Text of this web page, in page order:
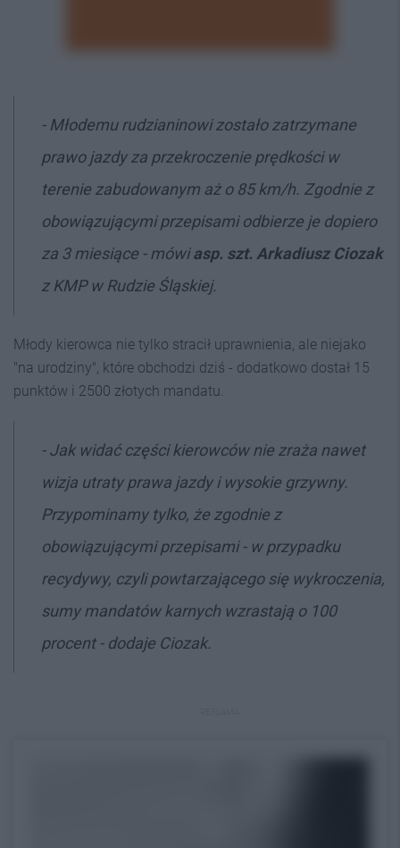
- Młodemu rudzianinowi zostało zatrzymane
prawo jazdy za przekroczenie prędkości w
terenie zabudowanym aż o 85 km/h. Zgodnie z
obowiązującymi przepisami odbierze je dopiero
za 3 miesiące - mówiasp. szt. Arkadiusz Ciozak
z KMP w Rudzie Śląskiej.
Młody kierowca nie tylko stracił uprawnienia, ale niejako
"na urodziny", które obchodzi dziś - dodatkowo dostał 15
punktów i 2500 złotych mandatu.
- Jak widać części kierowców nie zraża nawet
wizja utraty prawa jazdy i wysokie grzywny.
Przypominamy tylko, że zgodnie z
obowiązującymi przepisami - w przypadku
recydywy, czyli powtarzającego się wykroczenia,
sumy mandatów karnych wzrastają o 100
procent - dodaje Ciozak.